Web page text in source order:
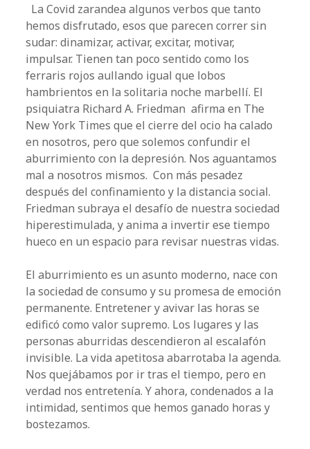
La Covid zarandea algunos verbos que tanto
hemos disfrutado, esos que parecen correr sin
sudar: dinamizar, activar, excitar, motivar,
impulsar. Tienen tan poco sentido como los
ferraris rojos aullando igual que lobos
hambrientos en la solitaria noche marbellí. El
psiquiatra Richard A. Friedman afirma en The
New York Times que el cierre del ocio ha calado
en nosotros, pero que solemos confundir el
aburrimiento con la depresión. Nos aguantamos
mal a nosotros mismos. Con más pesadez
después del confinamiento y la distancia social.
Friedman subraya el desafío de nuestra sociedad
hiperestimulada, y anima a invertir ese tiempo
hueco en un espacio para revisar nuestras vidas.
El aburrimiento es un asunto moderno, nace con
la sociedad de consumo y su promesa de emoción
permanente. Entretener y avivar las horas se
edificó como valor supremo. Los lugares y las
personas aburridas descendieron al escalafón
invisible. La vida apetitosa abarrotaba la agenda.
Nos quejábamos por ir tras el tiempo, pero en
verdad nos entretenía. Y ahora, condenados a la
intimidad, sentimos que hemos ganado horas y
bostezamos.